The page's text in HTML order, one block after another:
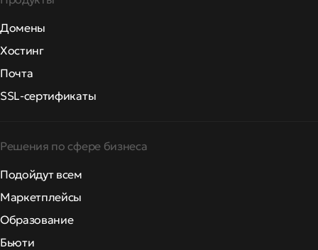
Домены
Хостинг
Почта
SSL-сертификаты
Решения по сфере бизнеса
Подойдут всем
Маркетплейсы
Образование
Бьюти